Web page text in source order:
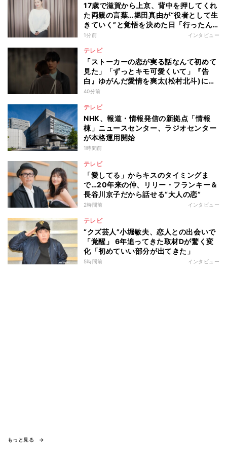
17歳で滋賀から上京、背中を押してくれ
た両親の言葉…堀田真由が“役者として生
きていく”と覚悟を決めた日「行ったん
やったら、もう帰られへんな」
1分前 インタビュー
テレビ
「ストーカーの恋が実る話なんて初めて
見た」「ずっとキモ可愛くいて」『告
白』ゆがんだ愛情を爽太(松村北斗)に向
ける視聴者の声
40分前
テレビ
NHK、報道・情報発信の新拠点「情報
棟」ニュースセンター、ラジオセンター
が本格運用開始
1時間前
テレビ
「愛してる」からキスのタイミングま
で…20年来の仲、リリー・フランキー＆
長谷川京子だから話せる“大人の恋”
2時間前 インタビュー
テレビ
“クズ芸人”小堀敏夫、恋人との出会いで
「覚醒」 6年追ってきた取材Dが驚く変
化「初めていい部分が出てきた」
5時間前 インタビュー
もっと見る